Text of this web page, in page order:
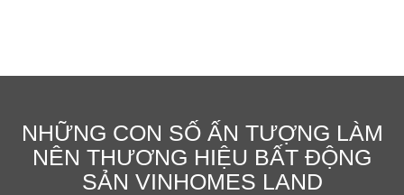
NHỮNG CON SỐ ẤN TƯỢNG LÀM
NÊN THƯƠNG HIỆU BẤT ĐỘNG
SẢN VINHOMES LAND